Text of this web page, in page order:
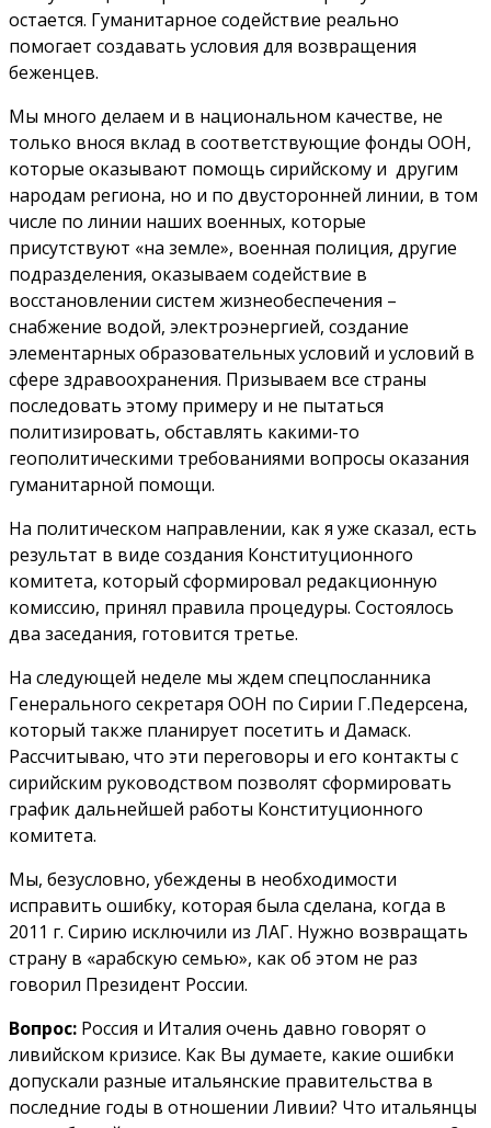
остается. Гуманитарное содействие реально
помогает создавать условия для возвращения
беженцев.
Мы много делаем и в национальном качестве, не
только внося вклад в соответствующие фонды ООН,
которые оказывают помощь сирийскому и другим
народам региона, но и по двусторонней линии, в том
числе по линии наших военных, которые
присутствуют «на земле», военная полиция, другие
подразделения, оказываем содействие в
восстановлении систем жизнеобеспечения –
снабжение водой, электроэнергией, создание
элементарных образовательных условий и условий в
сфере здравоохранения. Призываем все страны
последовать этому примеру и не пытаться
политизировать, обставлять какими-то
геополитическими требованиями вопросы оказания
гуманитарной помощи.
На политическом направлении, как я уже сказал, есть
результат в виде создания Конституционного
комитета, который сформировал редакционную
комиссию, принял правила процедуры. Состоялось
два заседания, готовится третье.
На следующей неделе мы ждем спецпосланника
Генерального секретаря ООН по Сирии Г.Педерсена,
который также планирует посетить и Дамаск.
Рассчитываю, что эти переговоры и его контакты с
сирийским руководством позволят сформировать
график дальнейшей работы Конституционного
комитета.
Мы, безусловно, убеждены в необходимости
исправить ошибку, которая была сделана, когда в
2011 г. Сирию исключили из ЛАГ. Нужно возвращать
страну в «арабскую семью», как об этом не раз
говорил Президент России.
Вопрос: Россия и Италия очень давно говорят о
ливийском кризисе. Как Вы думаете, какие ошибки
допускали разные итальянские правительства в
последние годы в отношении Ливии? Что итальянцы